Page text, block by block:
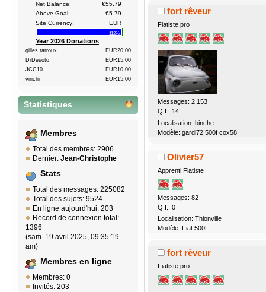
Net Balance:
€55.79
Above Goal:
€5.79
Site Currency:
EUR
112%
Year 2026 Donations
gilles.tarroux
EUR20.00
DrDesoto
EUR15.00
JCC10
EUR10.00
vinchi
EUR15.00
Statistiques
Membres
Total des membres: 2906
Dernier: Jean-Christophe
Stats
Total des messages: 225082
Total des sujets: 9524
En ligne aujourd'hui: 203
Record de connexion total:
1396
(sam. 19 avril 2025, 09:35:19
am)
Membres en ligne
Membres: 0
Invités: 203
fort rêveur
Fiatiste pro
Messages: 2.153
Q.I.: 14
Localisation: binche
Modèle: gardi72 500f cox58
Olivier57
Apprenti Fiatiste
Messages: 82
Q.I.: 0
Localisation: Thionville
Modèle: Fiat 500F
fort rêveur
Fiatiste pro